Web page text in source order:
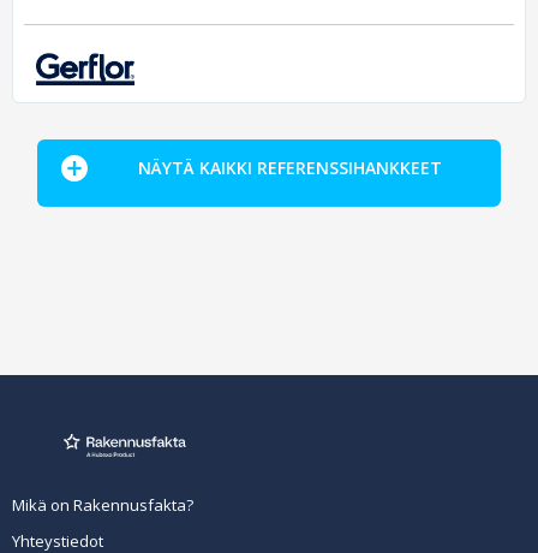
NÄYTÄ KAIKKI REFERENSSIHANKKEET
Mikä on Rakennusfakta?
Yhteystiedot